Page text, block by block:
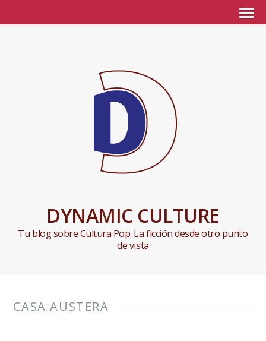
DYNAMIC CULTURE
Tu blog sobre Cultura Pop. La ficción desde otro punto
de vista
CASA AUSTERA